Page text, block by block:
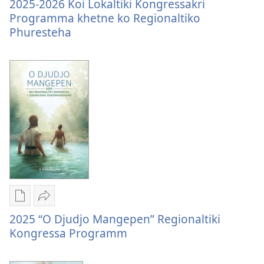
Filiala
pash
digitaltike
2025-
2026
Koi
Lokaltiki
Kongressakri
Programma
khetne
ko
Regionaltiko
Phuresteha
2026
Koi
Kongressakri
Programma
khetne
ko
Regionaltiko
Phuresteha
2025-2026 Koi Lokaltiki Kongressakri
Programma khetne ko Regionaltiko
Phuresteha
Downloadtike
optione
pash
digitaltike
publikatione
Bitche
2025
“O
Mangepen”
2025 “O Djudjo Mangepen” Regionaltiki
Kongressa Programm